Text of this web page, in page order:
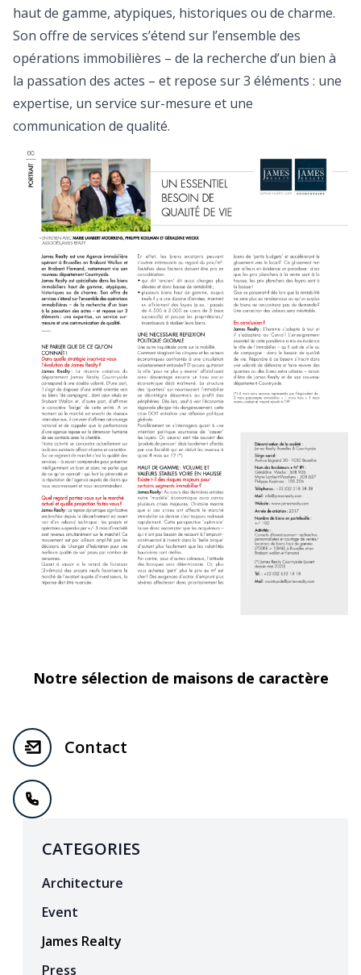
haut de gamme, atypiques, historiques ou de charme.
Son offre de services s’étend sur l’ensemble des
opérations immobilières – de la recherche d’un bien à
la passation des actes – et repose sur 3 éléments : une
expertise, un service sur-mesure et une
communication de qualité.
Notre sélection de maisons de caractère
Contact
CATEGORIES
Architecture
Event
James Realty
Press